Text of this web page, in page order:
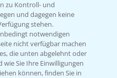
uns
zu Kontroll- und
und dagegen keine
stehen.
notwendigen
nicht verfügbar machen
die unten abgelehnt oder
Sie Ihre Einwilligungen
können, finden Sie in